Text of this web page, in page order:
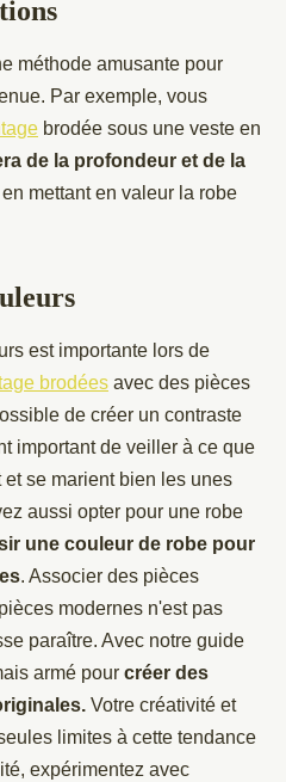
méthode amusante pour
Par exemple, vous
brodée sous une veste en
de la profondeur et de la
mettant en valeur la robe
est importante lors de
brodées avec des pièces
de créer un contraste
important de veiller à ce que
se marient bien les unes
aussi opter pour une robe
une couleur de robe pour
. Associer des pièces
modernes n'est pas
paraître. Avec notre guide
armé pour créer des
Votre créativité et
limites à cette tendance
expérimentez avec